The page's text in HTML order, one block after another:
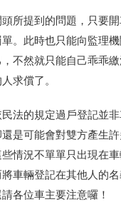
所提到的問題，只要
。此時也只能向監理
不然就只能自己乖乖
求償了。
法的規定過戶登記並
是可能會對雙方產生
情況不單單只出現在
將車輛登記在其他人的
各位車主要注意囉！